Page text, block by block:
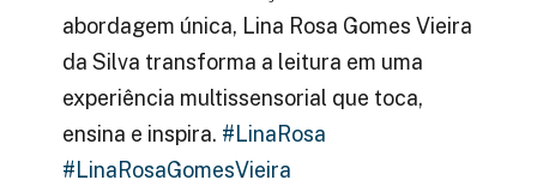
abordagem única, Lina Rosa Gomes Vieira
da Silva transforma a leitura em uma
experiência multissensorial que toca,
ensina e inspira. #LinaRosa
#LinaRosaGomesVieira